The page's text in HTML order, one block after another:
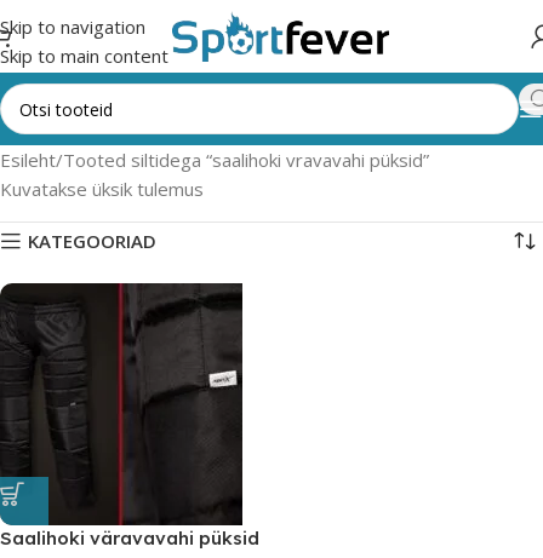
Skip to navigation
Skip to main content
Esileht Tooted siltidega “saalihoki vravavahi püksid”
Kuvatakse üksik tulemus
KATEGOORIAD
Saalihoki väravavahi püksid